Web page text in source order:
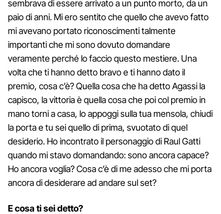
sembrava di essere arrivato a un punto morto, da un
paio di anni. Mi ero sentito che quello che avevo fatto
mi avevano portato riconoscimenti talmente
importanti che mi sono dovuto domandare
veramente perché lo faccio questo mestiere. Una
volta che ti hanno detto bravo e ti hanno dato il
premio, cosa c’è? Quella cosa che ha detto Agassi la
capisco, la vittoria è quella cosa che poi col premio in
mano torni a casa, lo appoggi sulla tua mensola, chiudi
la porta e tu sei quello di prima, svuotato di quel
desiderio. Ho incontrato il personaggio di Raul Gatti
quando mi stavo domandando: sono ancora capace?
Ho ancora voglia? Cosa c’è di me adesso che mi porta
ancora di desiderare ad andare sul set?
E cosa ti sei detto?